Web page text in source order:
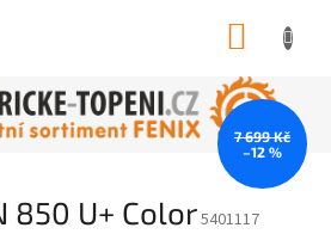
850 U+ Color5401117
7 699 Kč
–12 %